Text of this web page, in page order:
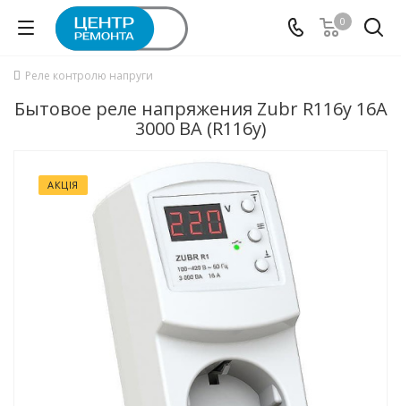
0
Реле контролю напруги
Бытовое реле напряжения Zubr R116y 16A
3000 ВА (R116y)
АКЦІЯ